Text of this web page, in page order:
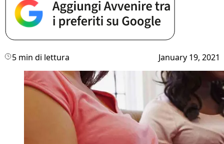
5 min di lettura January 19, 2021